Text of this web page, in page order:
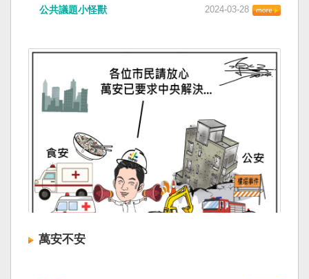
公共議題小怪獸 2024-03-28
萬安不安